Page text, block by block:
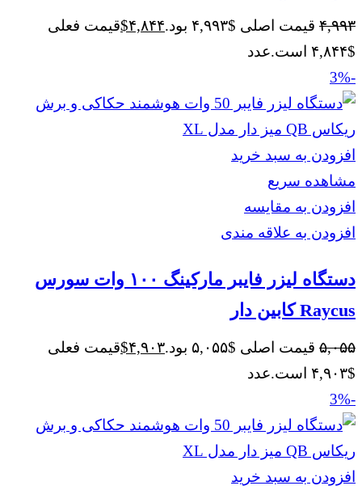
۴,۹۹۳ قیمت اصلی $۴,۹۹۳ بود. $۴,۸۴۴ قیمت فعلی
$۴,۸۴۴ است.
عدد
-3%
افزودن به سبد خرید
مشاهده سریع
افزودن به مقایسه
افزودن به علاقه مندی
دستگاه لیزر فایبر مارکینگ ۱۰۰ وات سورس
Raycus کابین دار
۵,۰۵۵ قیمت اصلی $۵,۰۵۵ بود. $۴,۹۰۳ قیمت فعلی
$۴,۹۰۳ است.
عدد
-3%
افزودن به سبد خرید